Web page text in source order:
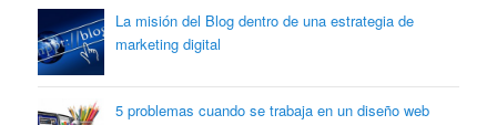
La misión del Blog dentro de una estrategia de
marketing digital
5 problemas cuando se trabaja en un diseño web